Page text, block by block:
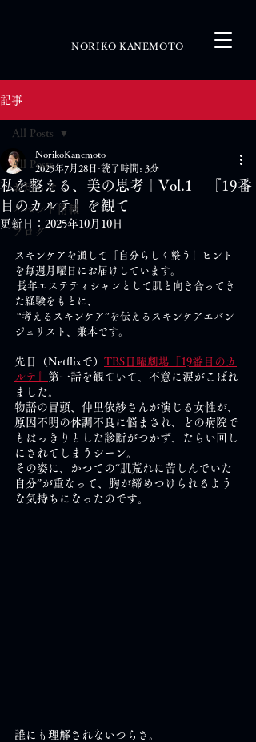
NORIKO KANEMOTO
記事
All Posts
お知らせ
イベント情報
ブログ
All Posts
私を整える、美の思考｜Vol.1 『19番
目のカルテ』を観て
NorikoKanemoto
2025年7月28日 読了時間: 3分
更新日： 2025年10月10日
スキンケアを通して「自分らしく整う」ヒント
を毎週月曜日にお届けしています。
長年エステティシャンとして肌と向き合ってき
た経験をもとに、
“考えるスキンケア”を伝えるスキンケアエバン
ジェリスト、兼本です。
先日（Netflixで） TBS日曜劇場『19番目のカ
ルテ』 第一話を観ていて、不意に涙がこぼれ
ました。
物語の冒頭、仲里依紗さんが演じる女性が、
原因不明の体調不良に悩まされ、どの病院で
もはっきりとした診断がつかず、たらい回し
にされてしまうシーン。
その姿に、かつての“肌荒れに苦しんでいた
自分”が重なって、胸が締めつけられるよう
な気持ちになったのです。
誰にも理解されないつらさ。